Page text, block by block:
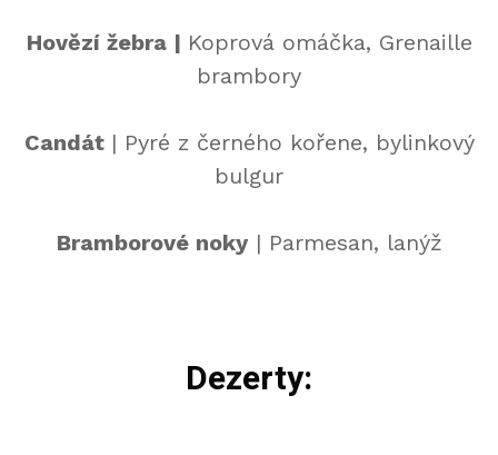
Hovězí žebra | Koprová omáčka, Grenaille
brambory
Candát | Pyré z černého kořene, bylinkový
bulgur
Bramborové noky| Parmesan, lanýž
Dezerty: